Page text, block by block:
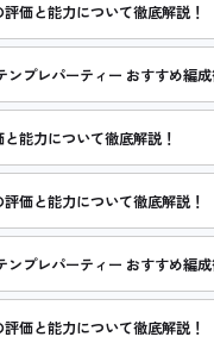
価と能力について徹底解説！
ンプレパーティー おすすめ編成
能力について徹底解説！
価と能力について徹底解説！
ンプレパーティー おすすめ編成
価と能力について徹底解説！